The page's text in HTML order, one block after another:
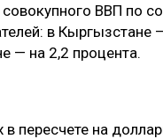
ВВП по
в Кыргызстане
— на 2,2 процента.
пересчете на